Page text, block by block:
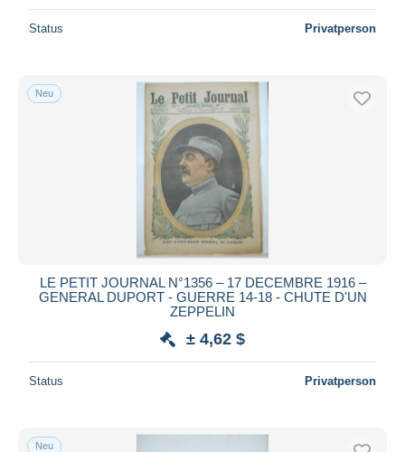
Status Privatperson
Neu
LE PETIT JOURNAL N°1356 – 17 DECEMBRE 1916 –
GENERAL DUPORT - GUERRE 14-18 - CHUTE D'UN
ZEPPELIN
± 4,62 $
Status Privatperson
Neu